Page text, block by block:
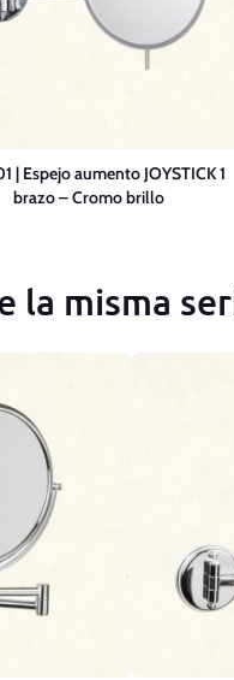
| Espejo aumento JOYSTICK 1
brazo – Cromo brillo
la misma